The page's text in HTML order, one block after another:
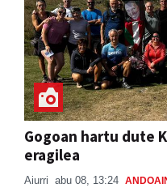
Gogoan hartu dute
eragilea
Aiurri abu 08, 13:24